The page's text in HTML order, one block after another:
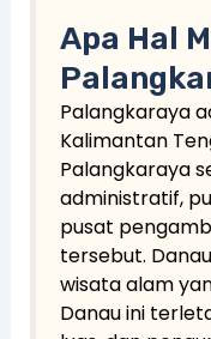
Apa Hal
Palangkaraya
Kalimantan
Palangkaraya
administratif,
pusat
tersebut.
wisata alam
Danau ini